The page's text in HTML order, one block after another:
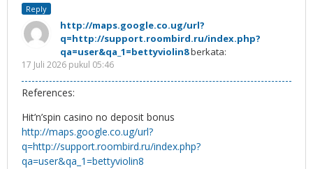
Reply
http://maps.google.co.ug/url?
q=http://support.roombird.ru/index.php?
qa=user&qa_1=bettyviolin8berkata:
17 Juli 2026 pukul 05:46
References:
Hit’n’spin casino no deposit bonus
http://maps.google.co.ug/url?
q=http://support.roombird.ru/index.php?
qa=user&qa_1=bettyviolin8